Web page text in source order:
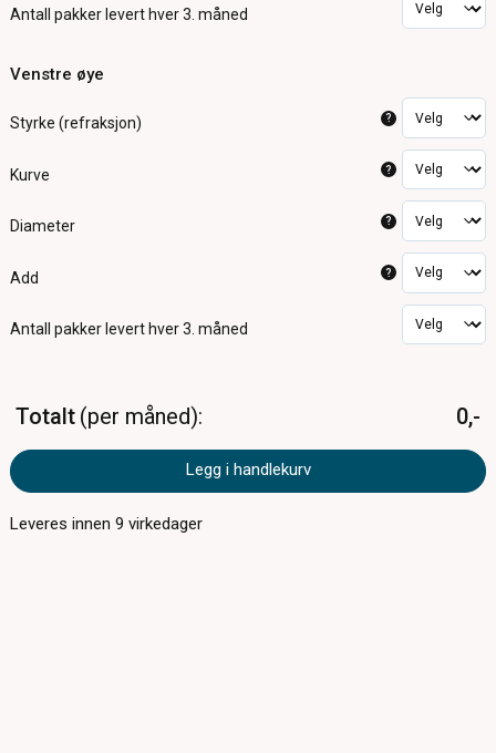
Antall pakker levert hver 3. måned
Venstre øye
Styrke (refraksjon) ?
Kurve ?
Diameter ?
Add ?
Antall pakker levert hver 3. måned
Totalt per måned 0,-
Legg i handlekurv
Leveres innen9 virkedager